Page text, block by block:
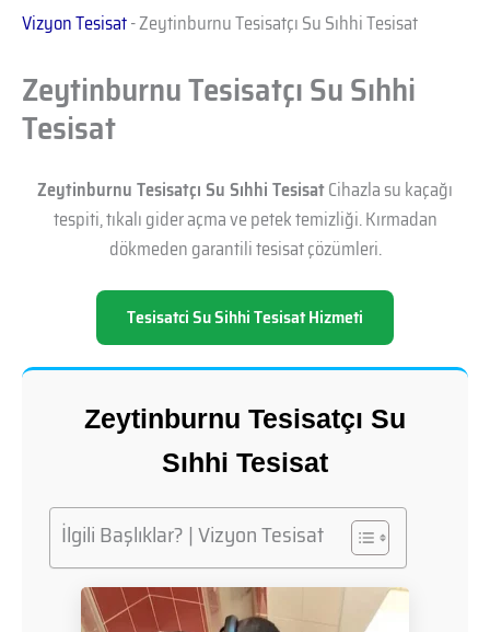
Vizyon Tesisat-Zeytinburnu Tesisatçı Su Sıhhi Tesisat
Zeytinburnu Tesisatçı Su Sıhhi
Tesisat
Zeytinburnu Tesisatçı Su Sıhhi TesisatCihazla su kaçağı
tespiti, tıkalı gider açma ve petek temizliği. Kırmadan
dökmeden garantili tesisat çözümleri.
Tesisatci Su Sihhi Tesisat Hizmeti
Zeytinburnu Tesisatçı Su
Sıhhi Tesisat
İlgili Başlıklar? | Vizyon Tesisat